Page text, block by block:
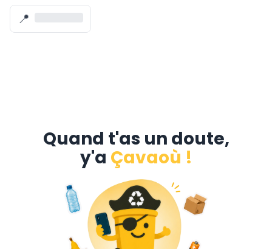
📍
Quand t'as un doute,
y'a Çavaoù !